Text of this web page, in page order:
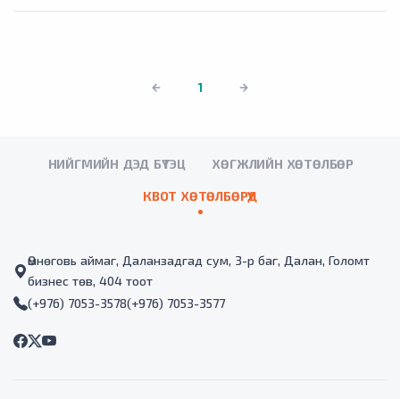
1
НИЙГМИЙН ДЭД БҮТЭЦ ХӨГЖЛИЙН ХӨТӨЛБӨР
КВОТ ХӨТӨЛБӨРҮҮД
Өмнөговь аймаг, Даланзадгад сум, 3-р баг, Далан, Голомт
бизнес төв, 404 тоот
(+976) 7053-3578(+976) 7053-3577